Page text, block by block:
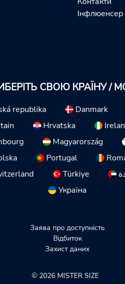
Інфлюенсер
СВОЮ КРАЇНУ /
republika Danmark
Hrvatska
Magyarország
Portugal
Türkiye
Україна
Заява про доступність
Відбиток
Захист даних
© 2026 MISTER SIZE